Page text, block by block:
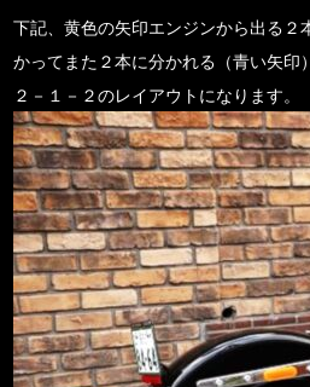
下記、黄色の矢印エンジンから出る
かってまた２本に分かれる（青い矢印
２－１－２のレイアウトになります。